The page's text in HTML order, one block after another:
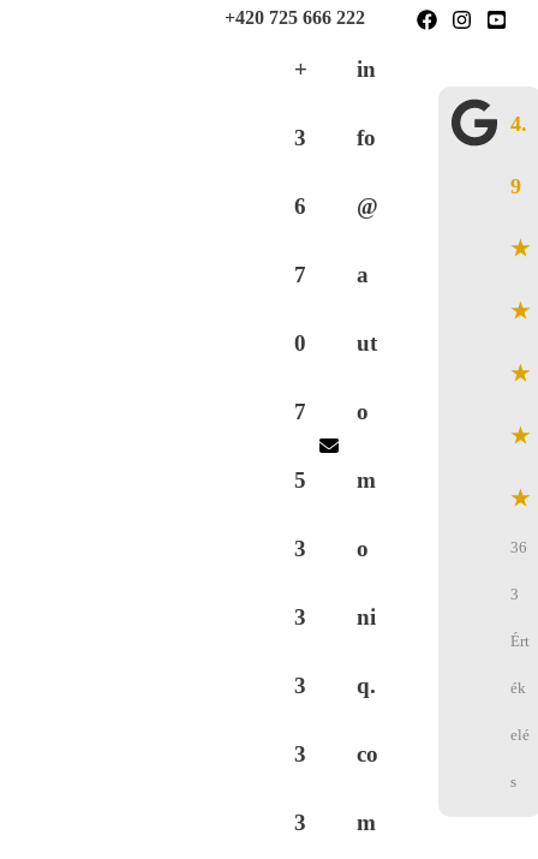
+420 725 666 222
+
3
6
7
0
7
5
3
3
3
3
3
in
fo
@
a
ut
o
m
o
ni
q.
co
m
4.
9
★
★
★
★
★
36
3
Ért
ék
elé
s